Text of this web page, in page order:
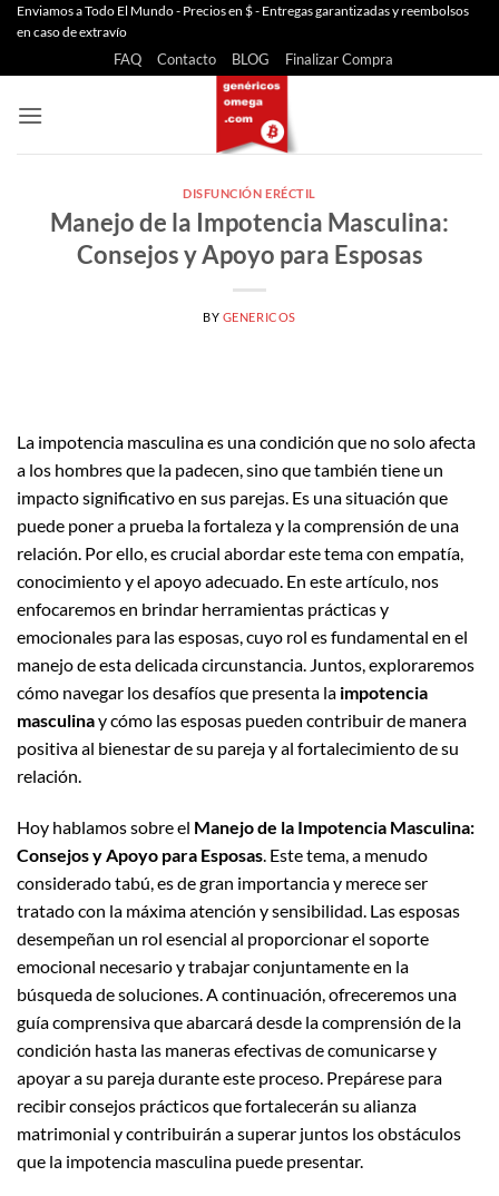
Saltar
Enviamos a Todo El Mundo - Precios en $ - Entregas garantizadas y reembolsos
en caso de extravío
FAQ Contacto BLOG Finalizar Compra
DISFUNCIÓN ERÉCTIL
Manejo de la Impotencia Masculina:
Consejos y Apoyo para Esposas
BY GENERICOS
La impotencia masculina es una condición que no solo afecta
a los hombres que la padecen, sino que también tiene un
impacto significativo en sus parejas. Es una situación que
puede poner a prueba la fortaleza y la comprensión de una
relación. Por ello, es crucial abordar este tema con empatía,
conocimiento y el apoyo adecuado. En este artículo, nos
enfocaremos en brindar herramientas prácticas y
emocionales para las esposas, cuyo rol es fundamental en el
manejo de esta delicada circunstancia. Juntos, exploraremos
cómo navegar los desafíos que presenta la impotencia
masculinay cómo las esposas pueden contribuir de manera
positiva al bienestar de su pareja y al fortalecimiento de su
relación.
Hoy hablamos sobre el Manejo de la Impotencia Masculina:
Consejos y Apoyo para Esposas. Este tema, a menudo
considerado tabú, es de gran importancia y merece ser
tratado con la máxima atención y sensibilidad. Las esposas
desempeñan un rol esencial al proporcionar el soporte
emocional necesario y trabajar conjuntamente en la
búsqueda de soluciones. A continuación, ofreceremos una
guía comprensiva que abarcará desde la comprensión de la
condición hasta las maneras efectivas de comunicarse y
apoyar a su pareja durante este proceso. Prepárese para
recibir consejos prácticos que fortalecerán su alianza
matrimonial y contribuirán a superar juntos los obstáculos
que la impotencia masculina puede presentar.